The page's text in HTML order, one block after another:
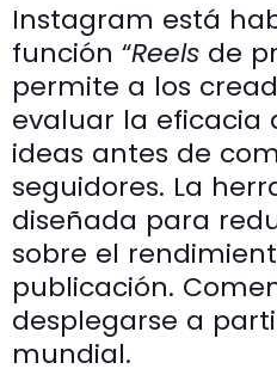
Instagram está
función “Reels de
permite a los
evaluar la eficacia
ideas antes de
seguidores. La
diseñada para
sobre el
publicación.
desplegarse a
mundial.